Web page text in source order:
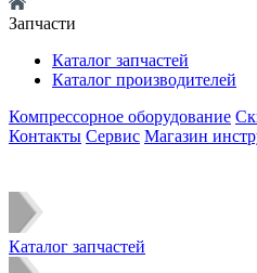
Запчасти
Каталог запчастей
Каталог производителей
Компрессорное оборудование
Контакты Сервис Магазин
Каталог запчастей